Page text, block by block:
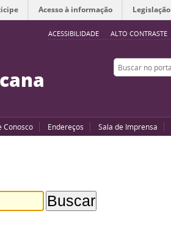
ACESSIBILIDADE ALTO CONTRASTE
Acesso à informação Legislação
Buscar no portal
Conosco Endereços Sala de Imprensa